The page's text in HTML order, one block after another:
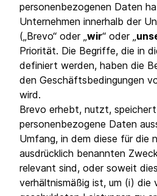
personenbezogenen Daten
Unternehmen innerhalb der
(„Brevo“ oder „wir“ oder „
Priorität. Die Begriffe, die in
definiert werden, haben die
den Geschäftsbedingungen
wird.
Brevo erhebt, nutzt,
personenbezogene Daten
Umfang, in dem diese für die
ausdrücklich benannten
relevant sind, oder soweit
verhältnismäßig ist, um (i) die